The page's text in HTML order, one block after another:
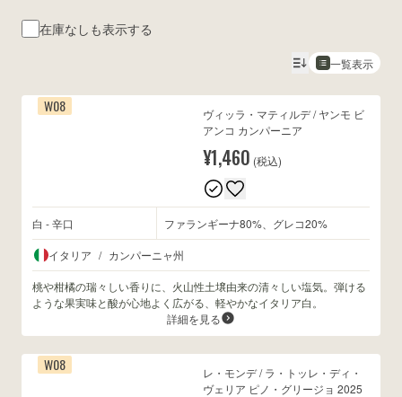
商品検索
よくあるご質問
wine@とは
在庫なしも表示する
一覧表示
W08
ヴィッラ・マティルデ / ヤンモ ビ
アンコ カンパーニア
¥1,460 (税込)
白 - 辛口 ファランギーナ80%、グレコ20%
イタリア / カンパーニャ州
桃や柑橘の瑞々しい香りに、火山性土壌由来の清々しい塩気。弾ける
ような果実味と酸が心地よく広がる、軽やかなイタリア白。
詳細を見る
W08
レ・モンデ / ラ・トッレ・ディ・
ヴェリア ピノ・グリージョ 2025